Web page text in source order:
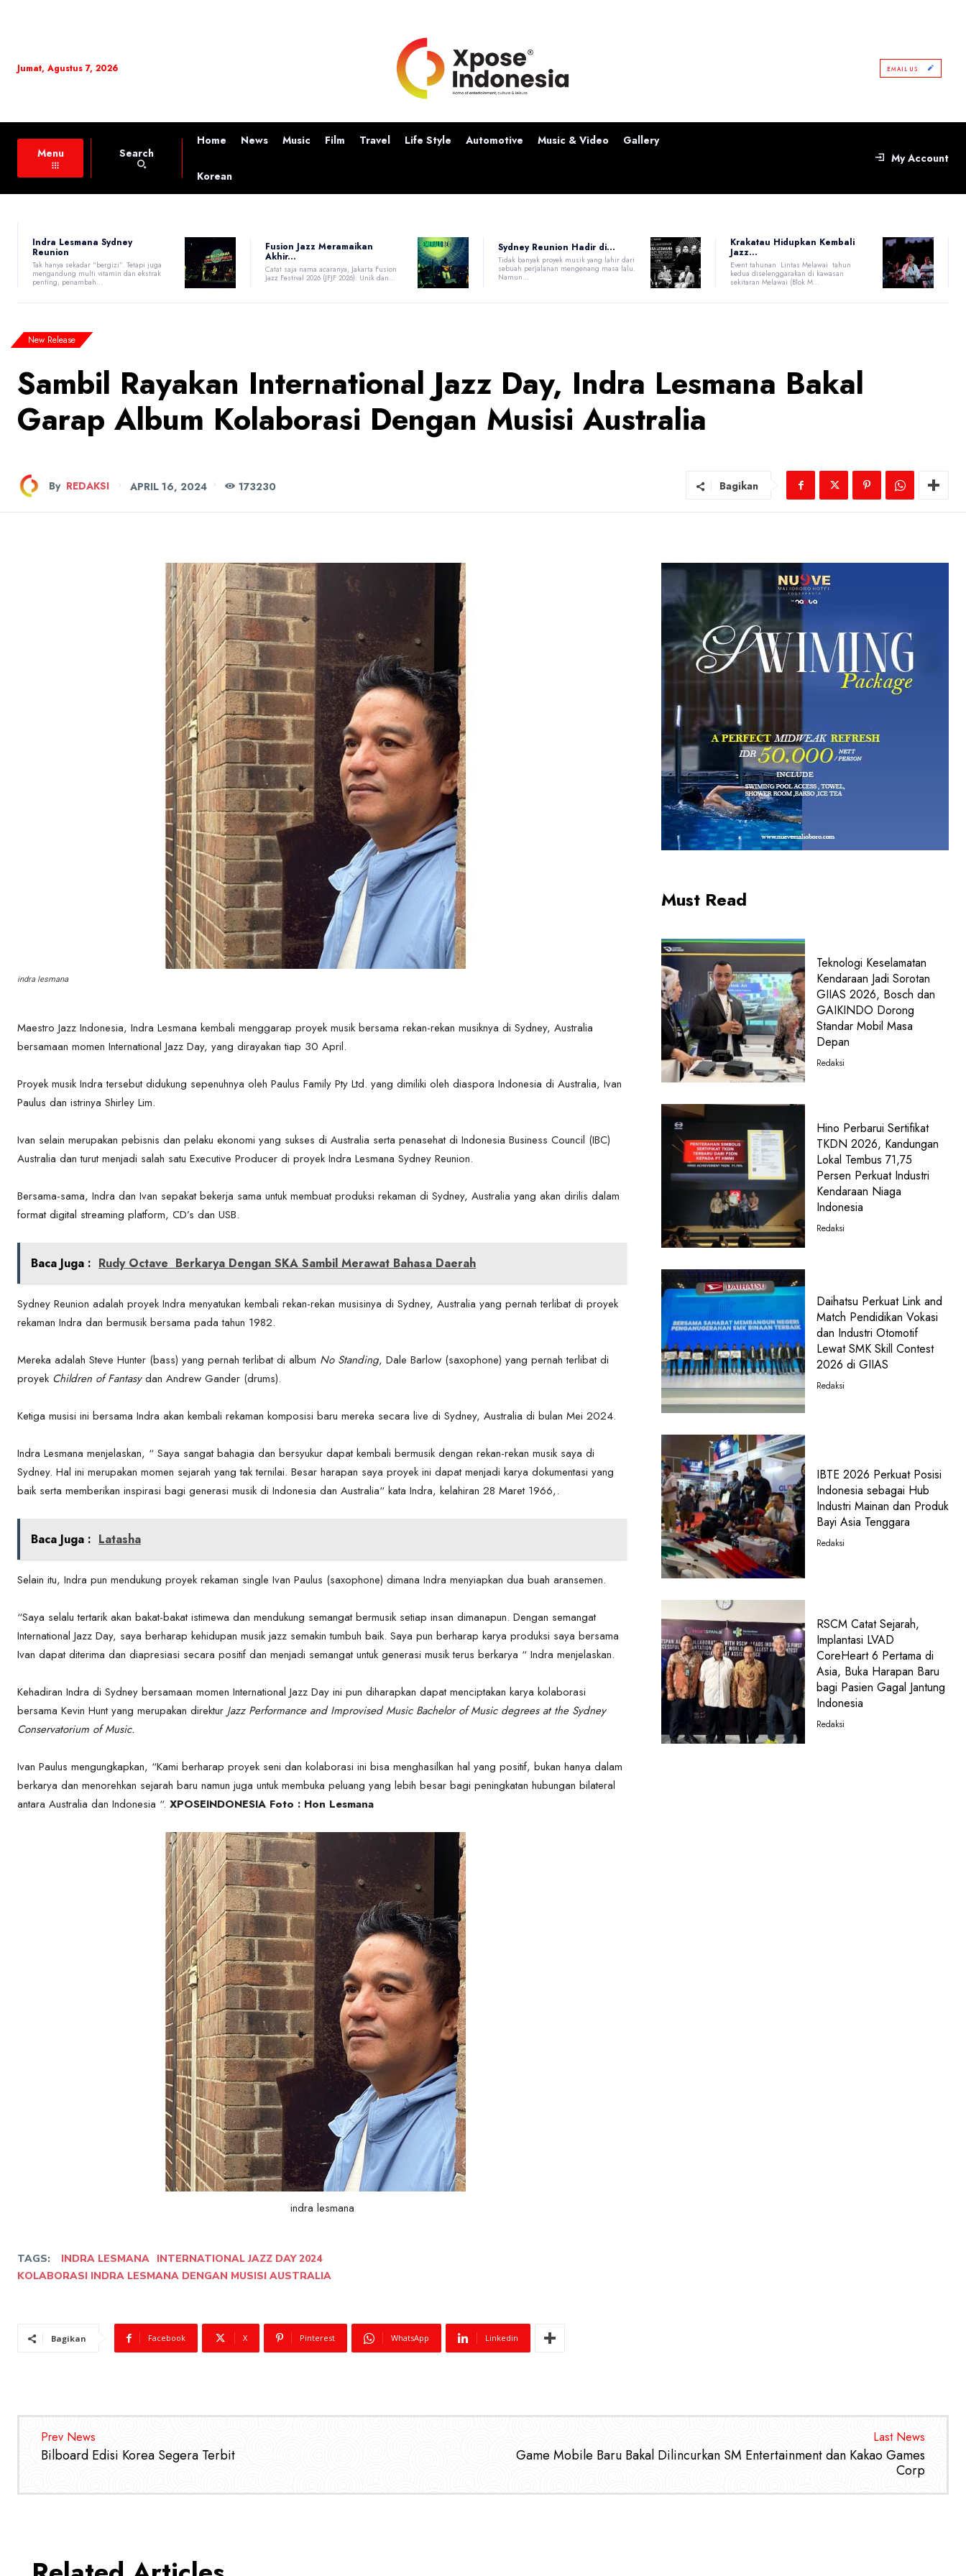
Jumat, Agustus 7, 2026 EMAIL US
Menu Search
Home News Music Film Travel Life Style Automotive Music & Video Gallery
Korean
My Account
Indra Lesmana Sydney
Reunion
Tak hanya sekadar “bergizi”. Tetapi juga
mengandung multi vitamin dan ekstrak
penting, penambah...
Fusion Jazz Meramaikan
Akhir...
Catat saja nama acaranya, Jakarta Fusion
Jazz Festival 2026 (JFJF 2026). Unik dan...
Sydney Reunion Hadir di...
Tidak banyak proyek musik yang lahir dari
sebuah perjalanan mengenang masa lalu.
Namun...
Krakatau Hidupkan Kembali
Jazz...
Event tahunan Lintas Melawai tahun
kedua diselenggarakan di kawasan
sekitaran Melawai (Blok M...
New Release
Sambil Rayakan International Jazz Day, Indra Lesmana Bakal
Garap Album Kolaborasi Dengan Musisi Australia
By REDAKSI APRIL 16, 2024 173230 Bagikan
indra lesmana
Maestro Jazz Indonesia, Indra Lesmana kembali menggarap proyek musik bersama rekan-rekan musiknya di Sydney, Australia
bersamaan momen International Jazz Day, yang dirayakan tiap 30 April.
Proyek musik Indra tersebut didukung sepenuhnya oleh Paulus Family Pty Ltd. yang dimiliki oleh diaspora Indonesia di Australia, Ivan
Paulus dan istrinya Shirley Lim.
Ivan selain merupakan pebisnis dan pelaku ekonomi yang sukses di Australia serta penasehat di Indonesia Business Council (IBC)
Australia dan turut menjadi salah satu Executive Producer di proyek Indra Lesmana Sydney Reunion.
Bersama-sama, Indra dan Ivan sepakat bekerja sama untuk membuat produksi rekaman di Sydney, Australia yang akan dirilis dalam
format digital streaming platform, CD’s dan USB.
Baca Juga : Rudy Octave Berkarya Dengan SKA Sambil Merawat Bahasa Daerah
Sydney Reunion adalah proyek Indra menyatukan kembali rekan-rekan musisinya di Sydney, Australia yang pernah terlibat di proyek
rekaman Indra dan bermusik bersama pada tahun 1982.
Mereka adalah Steve Hunter (bass) yang pernah terlibat di album No Standing, Dale Barlow (saxophone) yang pernah terlibat di
proyek Children of Fantasydan Andrew Gander (drums).
Ketiga musisi ini bersama Indra akan kembali rekaman komposisi baru mereka secara live di Sydney, Australia di bulan Mei 2024.
Indra Lesmana menjelaskan, “ Saya sangat bahagia dan bersyukur dapat kembali bermusik dengan rekan-rekan musik saya di
Sydney. Hal ini merupakan momen sejarah yang tak ternilai. Besar harapan saya proyek ini dapat menjadi karya dokumentasi yang
baik serta memberikan inspirasi bagi generasi musik di Indonesia dan Australia“ kata Indra, kelahiran 28 Maret 1966,.
Baca Juga : Latasha
Selain itu, Indra pun mendukung proyek rekaman single Ivan Paulus (saxophone) dimana Indra menyiapkan dua buah aransemen.
“Saya selalu tertarik akan bakat-bakat istimewa dan mendukung semangat bermusik setiap insan dimanapun. Dengan semangat
International Jazz Day, saya berharap kehidupan musik jazz semakin tumbuh baik. Saya pun berharap karya produksi saya bersama
Ivan dapat diterima dan diapresiasi secara positif dan menjadi semangat untuk generasi musik terus berkarya “ Indra menjelaskan.
Kehadiran Indra di Sydney bersamaan momen International Jazz Day ini pun diharapkan dapat menciptakan karya kolaborasi
bersama Kevin Hunt yang merupakan direktur Jazz Performance and Improvised Music Bachelor of Music degrees at the Sydney
Conservatorium of Music.
Ivan Paulus mengungkapkan, “Kami berharap proyek seni dan kolaborasi ini bisa menghasilkan hal yang positif, bukan hanya dalam
berkarya dan menorehkan sejarah baru namun juga untuk membuka peluang yang lebih besar bagi peningkatan hubungan bilateral
antara Australia dan Indonesia “. XPOSEINDONESIA Foto : Hon Lesmana
indra lesmana
TAGS: INDRA LESMANA INTERNATIONAL JAZZ DAY 2024
KOLABORASI INDRA LESMANA DENGAN MUSISI AUSTRALIA
Bagikan Facebook X Pinterest WhatsApp Linkedin
Must Read
Teknologi Keselamatan
Kendaraan Jadi Sorotan
GIIAS 2026, Bosch dan
GAIKINDO Dorong
Standar Mobil Masa
Depan
Redaksi
Hino Perbarui Sertifikat
TKDN 2026, Kandungan
Lokal Tembus 71,75
Persen Perkuat Industri
Kendaraan Niaga
Indonesia
Redaksi
Daihatsu Perkuat Link and
Match Pendidikan Vokasi
dan Industri Otomotif
Lewat SMK Skill Contest
2026 di GIIAS
Redaksi
IBTE 2026 Perkuat Posisi
Indonesia sebagai Hub
Industri Mainan dan Produk
Bayi Asia Tenggara
Redaksi
RSCM Catat Sejarah,
Implantasi LVAD
CoreHeart 6 Pertama di
Asia, Buka Harapan Baru
bagi Pasien Gagal Jantung
Indonesia
Redaksi
Prev News
Bilboard Edisi Korea Segera Terbit
Last News
Game Mobile Baru Bakal Dilincurkan SM Entertainment dan Kakao Games
Corp